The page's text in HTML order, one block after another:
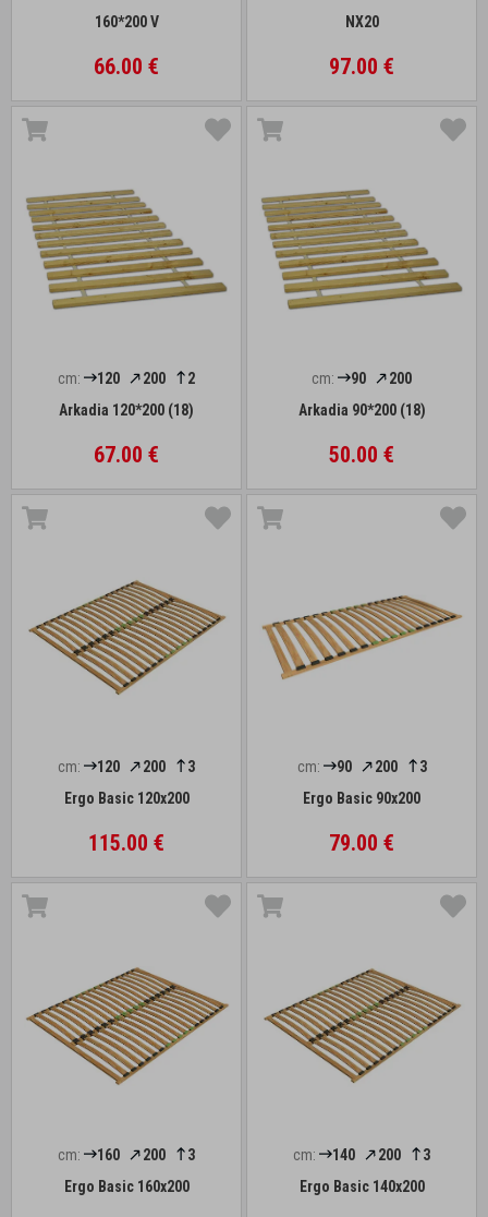
160*200 V
66.00 €
NX20
97.00 €
cm: 120 200
2
Arkadia 120*200 (18)
67.00 €
cm: 90
200
Arkadia 90*200 (18)
50.00 €
cm: 120 200
3
Ergo Basic 120x200
115.00 €
cm: 90 200
3
Ergo Basic 90x200
79.00 €
cm: 160 200
3
Ergo Basic 160x200
cm: 140 200
3
Ergo Basic 140x200